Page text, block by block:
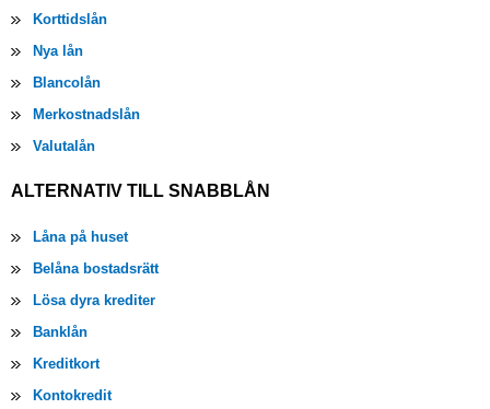
Korttidslån
Nya lån
Blancolån
Merkostnadslån
Valutalån
ALTERNATIV TILL SNABBLÅN
Låna på huset
Belåna bostadsrätt
Lösa dyra krediter
Banklån
Kreditkort
Kontokredit